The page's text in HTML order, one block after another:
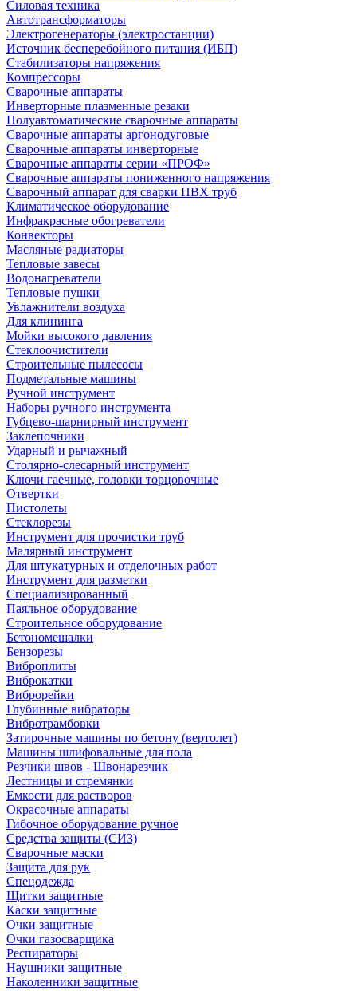
Силовая техника
Автотрансформаторы
Электрогенераторы (электростанции)
Источник бесперебойного питания (ИБП)
Стабилизаторы напряжения
Компрессоры
Сварочные аппараты
Инверторные плазменные резаки
Полуавтоматические сварочные аппараты
Сварочные аппараты аргонодуговые
Сварочные аппараты инверторные
Сварочные аппараты серии «ПРОФ»
Сварочные аппараты пониженного напряжения
Сварочный аппарат для сварки ПВХ труб
Климатическое оборудование
Инфракрасные обогреватели
Конвекторы
Масляные радиаторы
Тепловые завесы
Водонагреватели
Тепловые пушки
Увлажнители воздуха
Для клининга
Мойки высокого давления
Стеклоочистители
Строительные пылесосы
Подметальные машины
Ручной инструмент
Наборы ручного инструмента
Губцево-шарнирный инструмент
Заклепочники
Ударный и рычажный
Столярно-слесарный инструмент
Ключи гаечные, головки торцовочные
Отвертки
Пистолеты
Стеклорезы
Инструмент для прочистки труб
Малярный инструмент
Для штукатурных и отделочных работ
Инструмент для разметки
Специализированный
Паяльное оборудование
Строительное оборудование
Бетономешалки
Бензорезы
Виброплиты
Виброкатки
Виброрейки
Глубинные вибраторы
Вибротрамбовки
Затирочные машины по бетону (вертолет)
Машины шлифовальные для пола
Резчики швов - Швонарезчик
Лестницы и стремянки
Емкости для растворов
Окрасочные аппараты
Гибочное оборудование ручное
Средства защиты (СИЗ)
Сварочные маски
Защита для рук
Спецодежда
Щитки защитные
Каски защитные
Очки защитные
Очки газосварщика
Респираторы
Наушники защитные
Наколенники защитные